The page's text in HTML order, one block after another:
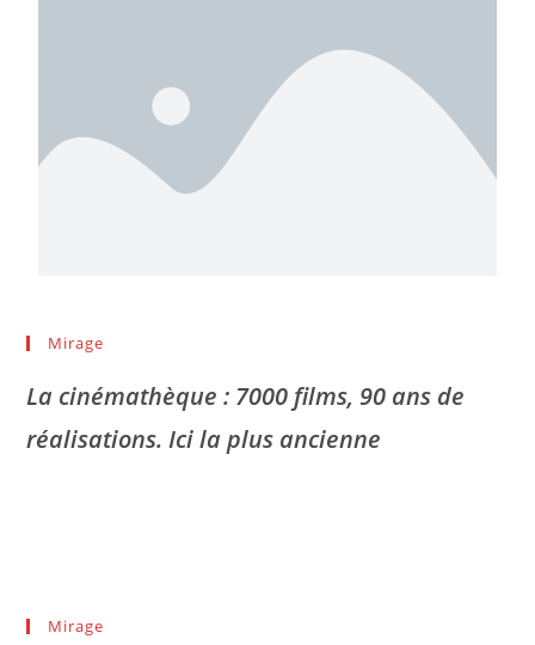
Mirage
La cinémathèque : 7000 films, 90 ans de
réalisations. Ici la plus ancienne
Mirage